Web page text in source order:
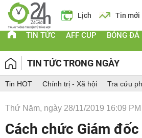
Lịch Tin mới AFF
TIN TỨC AFF CUP BÓNG ĐÁ
TIN TỨC TRONG NGÀY
Tin HOT Chính trị - Xã hội Tra cứu
Thứ Năm, ngày 28/11/2019 16:09 PM
Cách chức Giám